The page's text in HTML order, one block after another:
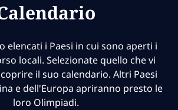
elencati i Paesi in cui sono aperti i
locali. Selezionate quello che vi
il suo calendario. Altri Paesi
e dell'Europa apriranno presto le
loro Olimpiadi.